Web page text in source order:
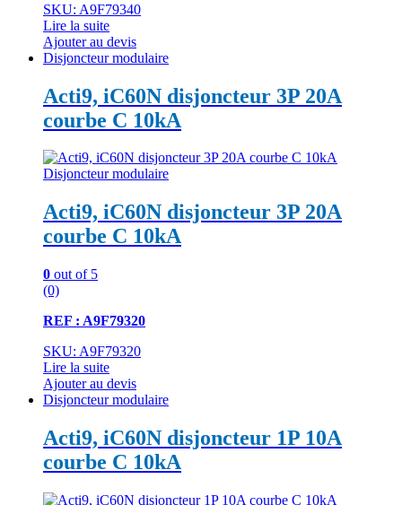
SKU: A9F79340
Lire la suite
Ajouter au devis
Disjoncteur modulaire
Acti9, iC60N disjoncteur 3P 20A
courbe C 10kA
Disjoncteur modulaire
Acti9, iC60N disjoncteur 3P 20A
courbe C 10kA
0 out of 5
(0)
REF : A9F79320
SKU: A9F79320
Lire la suite
Ajouter au devis
Disjoncteur modulaire
Acti9, iC60N disjoncteur 1P 10A
courbe C 10kA